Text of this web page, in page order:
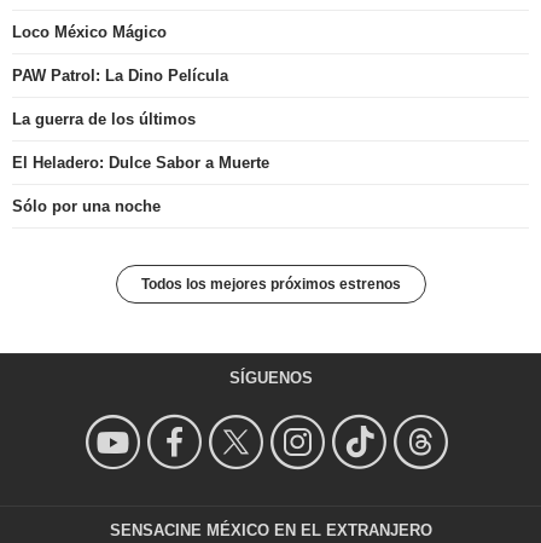
Loco México Mágico
PAW Patrol: La Dino Película
La guerra de los últimos
El Heladero: Dulce Sabor a Muerte
Sólo por una noche
Todos los mejores próximos estrenos
SÍGUENOS
SENSACINE MÉXICO EN EL EXTRANJERO